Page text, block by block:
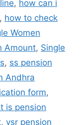
, how can i
, how to check
Women
Amount, Single
, ss pension
Andhra
form,
is pension
, ysr pension